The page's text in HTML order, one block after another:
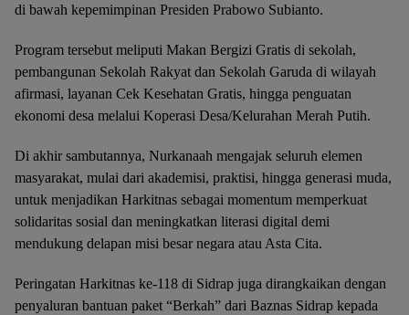
di bawah kepemimpinan Presiden Prabowo Subianto.
Program tersebut meliputi Makan Bergizi Gratis di sekolah,
pembangunan Sekolah Rakyat dan Sekolah Garuda di wilayah
afirmasi, layanan Cek Kesehatan Gratis, hingga penguatan
ekonomi desa melalui Koperasi Desa/Kelurahan Merah Putih.
Di akhir sambutannya, Nurkanaah mengajak seluruh elemen
masyarakat, mulai dari akademisi, praktisi, hingga generasi muda,
untuk menjadikan Harkitnas sebagai momentum memperkuat
solidaritas sosial dan meningkatkan literasi digital demi
mendukung delapan misi besar negara atau Asta Cita.
Peringatan Harkitnas ke-118 di Sidrap juga dirangkaikan dengan
penyaluran bantuan paket “Berkah” dari Baznas Sidrap kepada